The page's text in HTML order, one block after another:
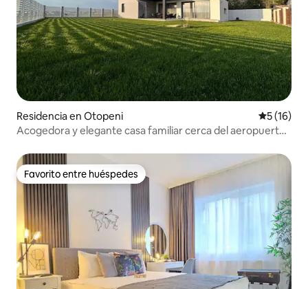
Residencia en Otopeni
5 (16)
Acogedora y elegante casa familiar cerca del aeropuerto
Favorito entre huéspedes
Favorito entre huéspedes